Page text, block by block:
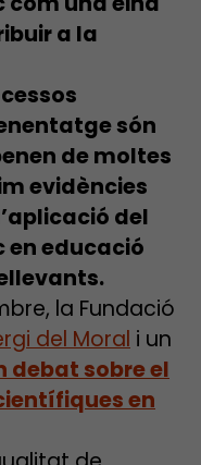
a la
són
de moltes
evidències
del
educació
la Fundació
del Moral i un
debat sobre el
en